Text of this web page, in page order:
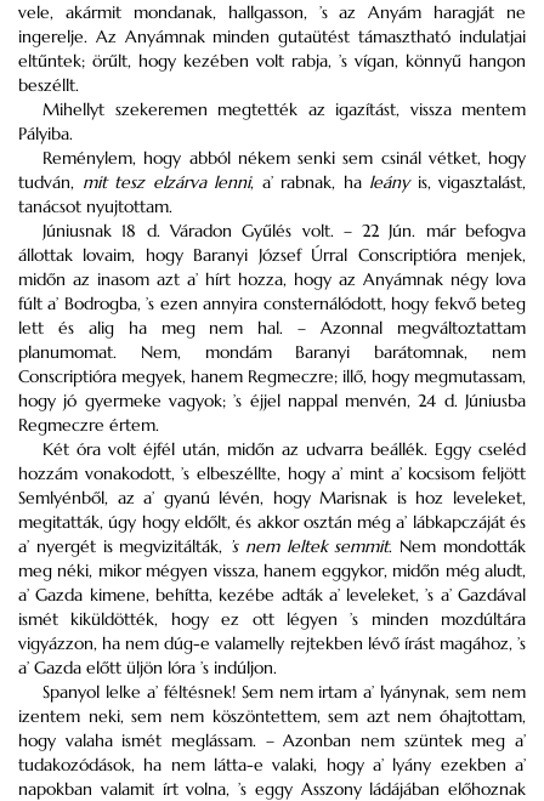
vele, akármit mondanak, hallgasson, ’s az Anyám haragját ne
ingerelje. Az Anyámnak minden gutaütést támasztható indulatjai
eltűntek; örűlt, hogy kezében volt rabja, ’s vígan, könnyű hangon
beszéllt.
Mihellyt szekeremen megtették az igazítást, vissza mentem
Pályiba.
Reménylem, hogy abból nékem senki sem csinál vétket, hogy
tudván, mit tesz elzárva lenni, a’ rabnak, ha leányis, vigasztalást,
tanácsot nyujtottam.
Júniusnak 18 d. Váradon Gyűlés volt. – 22 Jún. már befogva
állottak lovaim, hogy Baranyi József Úrral Conscriptióra menjek,
midőn az inasom azt a’ hírt hozza, hogy az Anyámnak négy lova
fúlt a’ Bodrogba, ’s ezen annyira consternálódott, hogy fekvő beteg
lett és alig ha meg nem hal. – Azonnal megváltoztattam
planumomat. Nem, mondám Baranyi barátomnak, nem
Conscriptióra megyek, hanem Regmeczre; illő, hogy megmutassam,
hogy jó gyermeke vagyok; ’s éjjel nappal menvén, 24 d. Júniusba
Regmeczre értem.
Két óra volt éjfél után, midőn az udvarra beállék. Eggy cseléd
hozzám vonakodott, ’s elbeszéllte, hogy a’ mint a’ kocsisom feljött
Semlyénből, az a’ gyanú lévén, hogy Marisnak is hoz leveleket,
megitatták, úgy hogy eldőlt, és akkor osztán még a’ lábkapczáját és
a’ nyergét is megvizitálták, ’s nem leltek semmit. Nem mondották
meg néki, mikor mégyen vissza, hanem eggykor, midőn még aludt,
a’ Gazda kimene, behítta, kezébe adták a’ leveleket, ’s a’ Gazdával
ismét kiküldötték, hogy ez ott légyen ’s minden mozdúltára
vigyázzon, ha nem dúg-e valamelly rejtekben lévő írást magához, ’s
a’ Gazda előtt üljön lóra ’s indúljon.
Spanyol lelke a’ féltésnek! Sem nem irtam a’ lyánynak, sem nem
izentem neki, sem nem köszöntettem, sem azt nem óhajtottam,
hogy valaha ismét meglássam. – Azonban nem szüntek meg a’
tudakozódások, ha nem látta-e valaki, hogy a’ lyány ezekben a’
napokban valamit írt volna, ’s eggy Asszony ládájában előhoznak